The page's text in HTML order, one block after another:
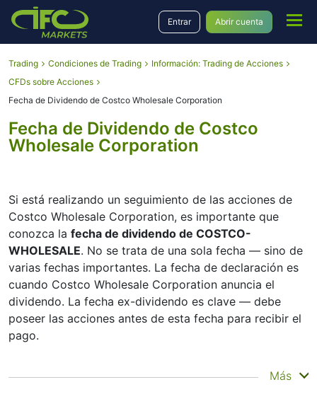
Entrar Abrir cuenta
Trading Condiciones de Trading
Información: Trading de Acciones
CFDs sobre Acciones
Fecha de Dividendo de Costco Wholesale Corporation
Fecha de Dividendo de Costco
Wholesale Corporation
Si está realizando un seguimiento de las acciones de
Costco Wholesale Corporation, es importante que
conozca la fecha de dividendo de COSTCO-
WHOLESALE. No se trata de una sola fecha — sino de
varias fechas importantes. La fecha de declaración es
cuando Costco Wholesale Corporation anuncia el
dividendo. La fecha ex-dividendo es clave — debe
poseer las acciones antes de esta fecha para recibir el
pago.
La fecha de registro es cuando Costco WholesaleMás